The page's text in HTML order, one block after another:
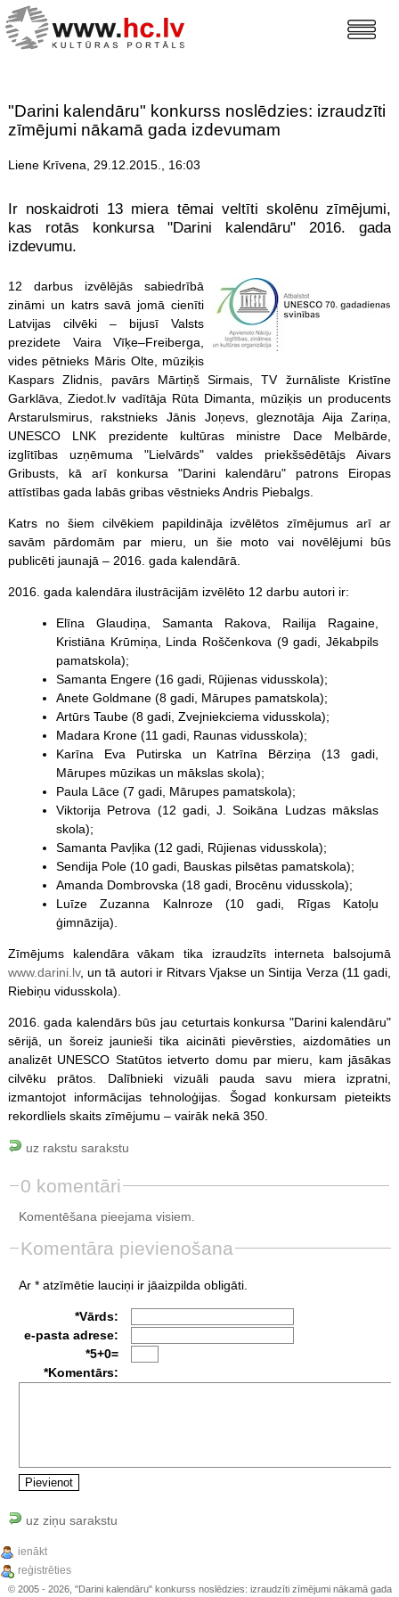
"Darini kalendāru" konkurss noslēdzies: izraudzīti
zīmējumi nākamā gada izdevumam
Liene Krīvena, 29.12.2015., 16:03
Ir noskaidroti 13 miera tēmai veltīti skolēnu zīmējumi,
kas rotās konkursa "Darini kalendāru" 2016. gada
izdevumu.
12 darbus izvēlējās sabiedrībā
zināmi un katrs savā jomā cienīti
Latvijas cilvēki – bijusī Valsts
prezidete Vaira Vīķe–Freiberga,
vides pētnieks Māris Olte, mūziķis
Kaspars Zlidnis, pavārs Mārtiņš Sirmais, TV žurnāliste Kristīne
Garklāva, Ziedot.lv vadītāja Rūta Dimanta, mūziķis un producents
Arstarulsmirus, rakstnieks Jānis Joņevs, gleznotāja Aija Zariņa,
UNESCO LNK prezidente kultūras ministre Dace Melbārde,
izglītības uzņēmuma "Lielvārds" valdes priekšsēdētājs Aivars
Gribusts, kā arī konkursa "Darini kalendāru" patrons Eiropas
attīstības gada labās gribas vēstnieks Andris Piebalgs.
Katrs no šiem cilvēkiem papildināja izvēlētos zīmējumus arī ar
savām pārdomām par mieru, un šie moto vai novēlējumi būs
publicēti jaunajā – 2016. gada kalendārā.
2016. gada kalendāra ilustrācijām izvēlēto 12 darbu autori ir:
Elīna Glaudiņa, Samanta Rakova, Railija Ragaine,
Kristiāna Krūmiņa, Linda Roščenkova (9 gadi, Jēkabpils
pamatskola);
Samanta Engere (16 gadi, Rūjienas vidusskola);
Anete Goldmane (8 gadi, Mārupes pamatskola);
Artūrs Taube (8 gadi, Zvejniekciema vidusskola);
Madara Krone (11 gadi, Raunas vidusskola);
Karīna Eva Putirska un Katrīna Bērziņa (13 gadi,
Mārupes mūzikas un mākslas skola);
Paula Lāce (7 gadi, Mārupes pamatskola);
Viktorija Petrova (12 gadi, J. Soikāna Ludzas mākslas
skola);
Samanta Pavļika (12 gadi, Rūjienas vidusskola);
Sendija Pole (10 gadi, Bauskas pilsētas pamatskola);
Amanda Dombrovska (18 gadi, Brocēnu vidusskola);
Luīze Zuzanna Kalnroze (10 gadi, Rīgas Katoļu
ģimnāzija).
Zīmējums kalendāra vākam tika izraudzīts interneta balsojumā
www.darini.lv, un tā autori ir Ritvars Vjakse un Sintija Verza (11 gadi,
Riebiņu vidusskola).
2016. gada kalendārs būs jau ceturtais konkursa "Darini kalendāru"
sērijā, un šoreiz jaunieši tika aicināti pievērsties, aizdomāties un
analizēt UNESCO Statūtos ietverto domu par mieru, kam jāsākas
cilvēku prātos. Dalībnieki vizuāli pauda savu miera izpratni,
izmantojot informācijas tehnoloģijas. Šogad konkursam pieteikts
rekordliels skaits zīmējumu – vairāk nekā 350.
uz rakstu sarakstu
0 komentāri
Komentēšana pieejama visiem.
Komentāra pievienošana
Ar * atzīmētie lauciņi ir jāaizpilda obligāti.
*Vārds:
e-pasta adrese:
*5+0=
*Komentārs:
uz ziņu sarakstu
ienākt
reģistrēties
© 2005 - 2026, "Darini kalendāru" konkurss noslēdzies: izraudzīti zīmējumi nākamā gada